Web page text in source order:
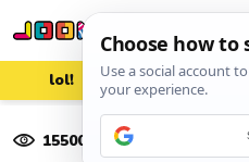
lol! aww
15500 pregleda